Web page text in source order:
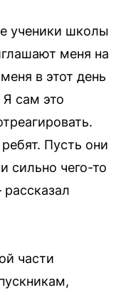
ученики школы
меня на
в этот день
сам это
Пусть они
сильно чего-то
части